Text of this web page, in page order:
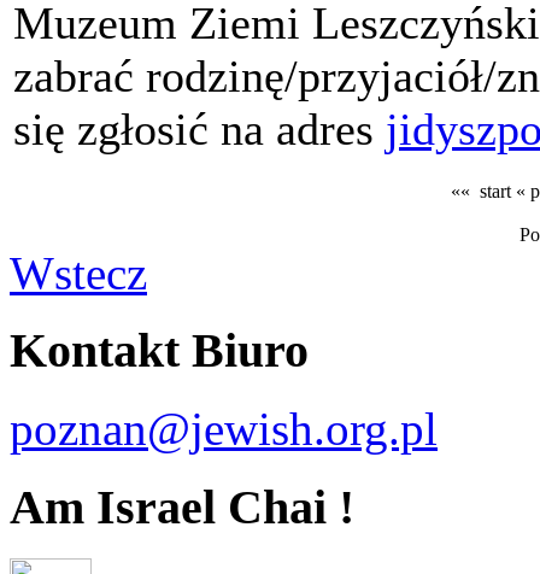
Muzeum Ziemi
zabrać rodzinę/przyjaciół/
się zgłosić na adres
«« start «
Wstecz
Kontakt Biuro
poznan@jewish.org.pl
Am Israel Chai !